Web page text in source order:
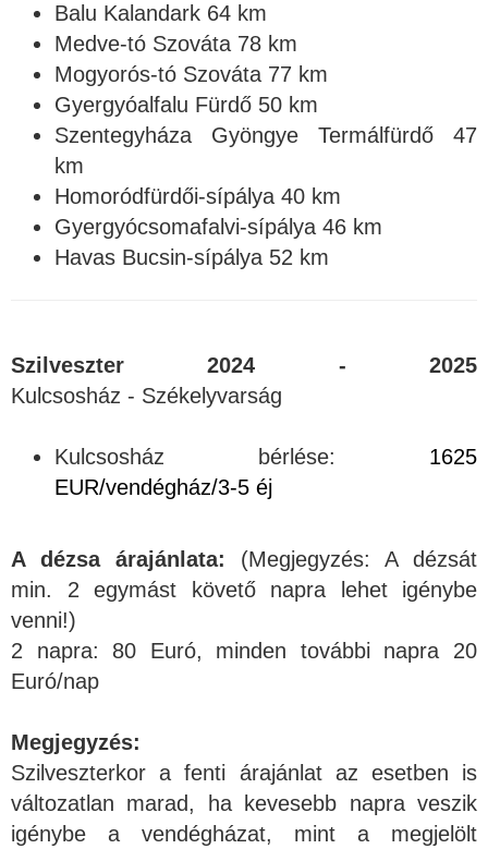
Balu Kalandark 64 km
Medve-tó Szováta 78 km
Mogyorós-tó Szováta 77 km
Gyergyóalfalu Fürdő 50 km
Szentegyháza Gyöngye Termálfürdő 47
km
Homoródfürdői-sípálya 40 km
Gyergyócsomafalvi-sípálya 46 km
Havas Bucsin-sípálya 52 km
Szilveszter 2024 - 2025
Kulcsosház - Székelyvarság
Kulcsosház bérlése: 1625
EUR/vendégház/3-5 éj
A dézsa árajánlata: (Megjegyzés: A dézsát
min. 2 egymást követő napra lehet igénybe
venni!)
2 napra: 80 Euró, minden további napra 20
Euró/nap
Megjegyzés:
Szilveszterkor a fenti árajánlat az esetben is
változatlan marad, ha kevesebb napra veszik
igénybe a vendégházat, mint a megjelölt